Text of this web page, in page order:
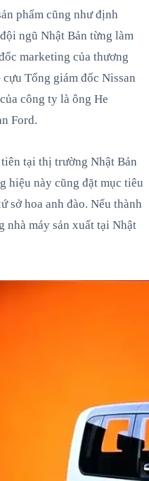
phẩm cũng như định
ngũ Nhật Bản từng làm
marketing của thương
Tổng giám đốc Nissan
công ty là ông He
Ford.
tại thị trường Nhật Bản
hiệu này cũng đặt mục tiêu
sở hoa anh đào. Nếu thành
nhà máy sản xuất tại Nhật